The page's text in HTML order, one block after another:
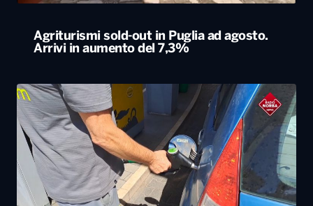
Agriturismi sold-out in Puglia ad agosto.
Arrivi in aumento del 7,3%